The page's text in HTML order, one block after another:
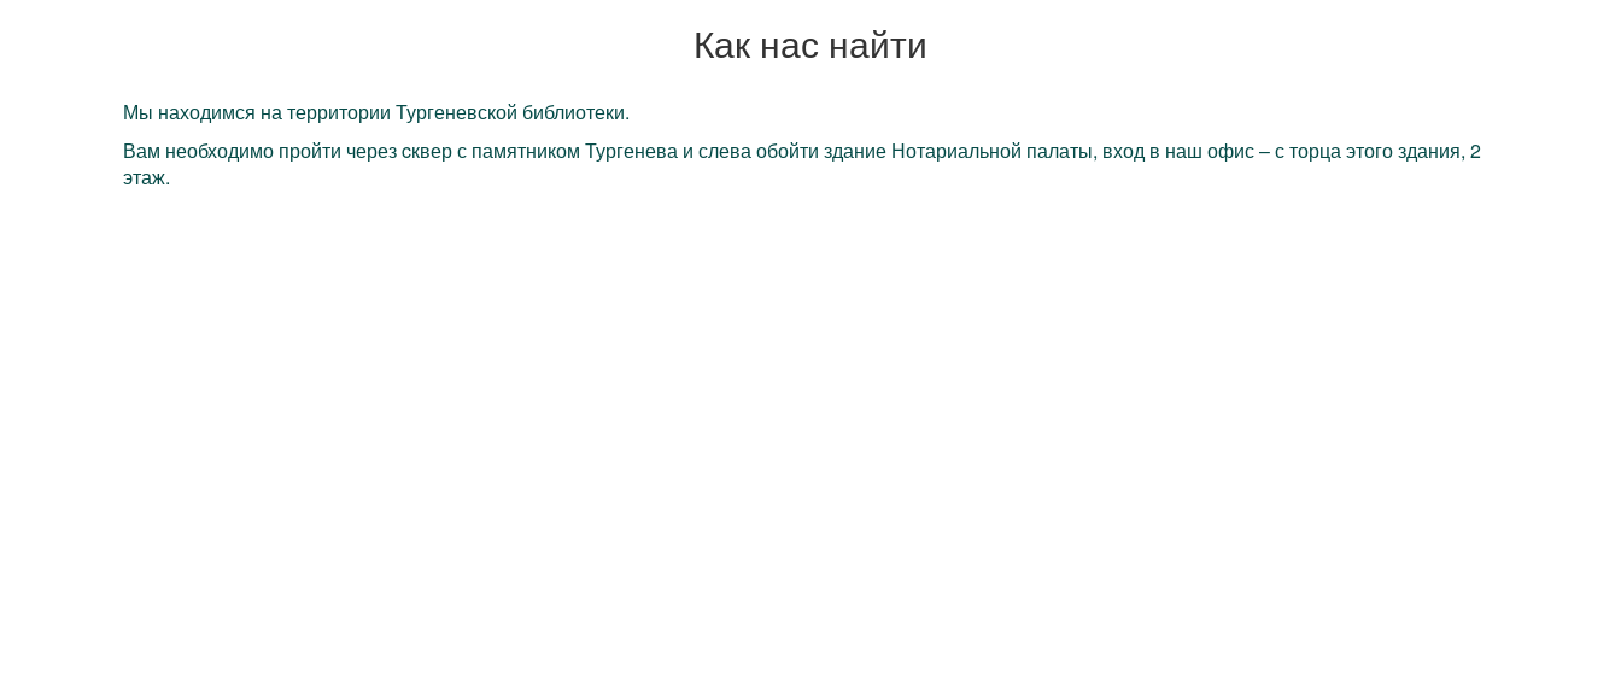
Как нас найти
Мы находимся на территории Тургеневской библиотеки.
Вам необходимо пройти через cквер с памятником Тургенева и слева обойти здание Нотариальной палаты, вход в наш офис – с торца этого здания, 2
этаж.